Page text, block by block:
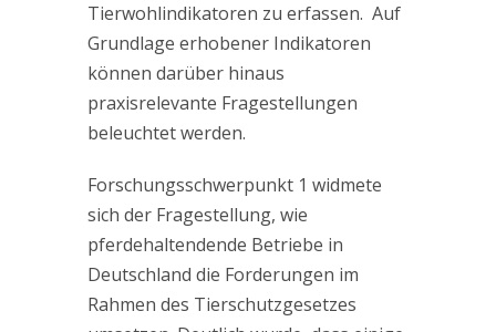
Tierwohlindikatoren zu erfassen. Auf
Grundlage erhobener Indikatoren
können darüber hinaus
praxisrelevante Fragestellungen
beleuchtet werden.
Forschungsschwerpunkt 1 widmete
sich der Fragestellung, wie
pferdehaltendende Betriebe in
Deutschland die Forderungen im
Rahmen des Tierschutzgesetzes